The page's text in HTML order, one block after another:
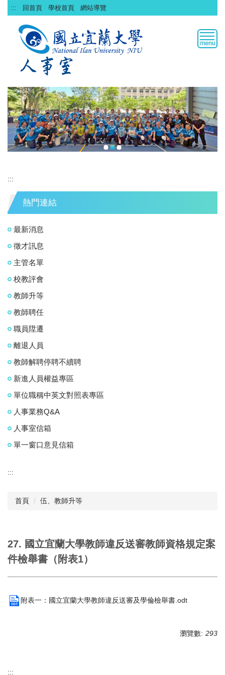
跳
到
::: 回首頁 學校首頁 網站導覽
:::
熱門連結
最新消息
徵才訊息
主管名單
校教評會
教師升等
教師聘任
職員陞遷
離退人員
教師解聘停聘不續聘
新進人員權益專區
單位職稱中英文對照表專區
人事業務Q&A
人事室信箱
單一窗口意見信箱
:::
首頁 伍、教師升等
27. 國立宜蘭大學教師違反送審教師資格規定案
件檢舉書（附表1）
附表一：國立宜蘭大學教師違反送審及學倫檢舉書.odt
瀏覽數: 293
:::